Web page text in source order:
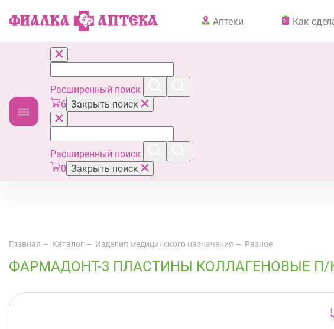
Аптеки Как
Расширенный поиск
6 Закрыть поиск
Расширенный поиск
0 Закрыть поиск
Главная Каталог Изделия медицинского назначения Разное
ФАРМАДОНТ-3 ПЛАСТИНЫ КОЛЛАГЕНОВЫЕ